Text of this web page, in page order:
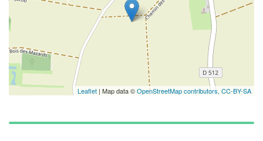
Leaflet | Map data ©OpenStreetMap contributors, CC-BY-SA